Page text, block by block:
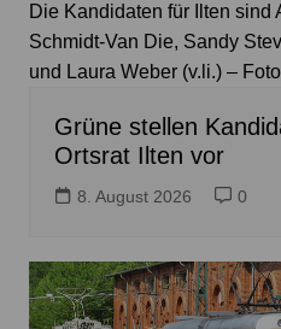
Die Kandidaten für Ilten sind
Schmidt-Van Die, Sandy
und Laura Weber (v.li.) –
Grüne stellen
Ortsrat Ilten vor
8. August 2026 0